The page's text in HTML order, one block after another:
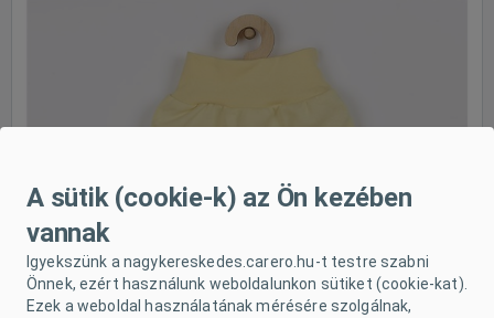
A sütik (cookie-k) az Ön kezében
vannak
Igyekszünk a nagykereskedes.carero.hu-t testre szabni
Önnek, ezért használunk weboldalunkon sütiket (cookie-kat).
Ezek a weboldal használatának mérésére szolgálnak,